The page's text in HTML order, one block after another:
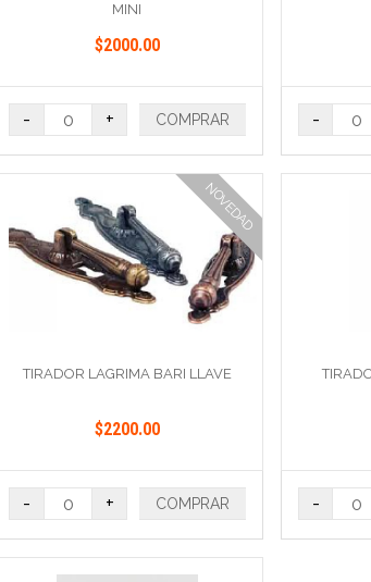
MINI
$2000.00
- + COMPRAR -
NOVEDAD
TIRADOR LAGRIMA BARI LLAVE
$2200.00
- + COMPRAR -